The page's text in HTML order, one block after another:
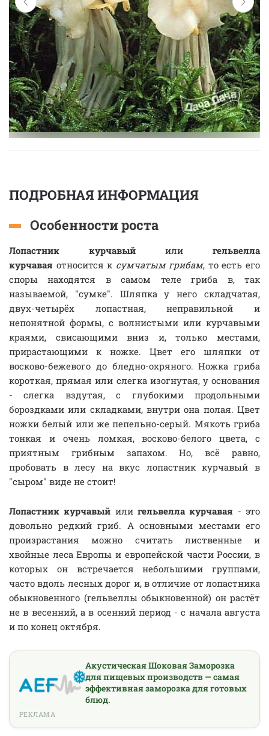
ПОДРОБНАЯ ИНФОРМАЦИЯ
Особенности роста
Лопастник курчавый или гельвелла
курчавая относится к сумчатым грибам, то есть его
споры находятся в самом теле гриба в, так
называемой, "сумке". Шляпка у него складчатая,
двух-четырёх лопастная, неправильной и
непонятной формы, с волнистыми или курчавыми
краями, свисающими вниз и, только местами,
прирастающими к ножке. Цвет его шляпки от
восково-бежевого до бледно-охряного. Ножка гриба
короткая, прямая или слегка изогнутая, у основания
- слегка вздутая, с глубокими продольными
бороздками или складками, внутри она полая. Цвет
ножки белый или же пепельно-серый. Мякоть гриба
тонкая и очень ломкая, восково-белого цвета, с
приятным грибным запахом. Но, всё равно,
пробовать в лесу на вкус лопастник курчавый в
"сыром" виде не стоит!
Лопастник курчавый илигельвелла курчавая - это
довольно редкий гриб. А основными местами его
произрастания можно считать лиственные и
хвойные леса Европы и европейской части России, в
которых он встречается небольшими группами,
часто вдоль лесных дорог и, в отличие от лопастника
обыкновенного (гельвеллы обыкновенной) он растёт
не в весенний, а в осенний период - с начала августа
и по конец октября.
Акустическая Шоковая Заморозка
для пищевых производств — самая
эффективная заморозка для готовых
блюд.
РЕКЛАМА